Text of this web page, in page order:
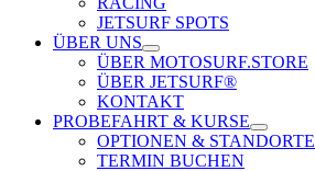
JETSURF SPOTS
ÜBER UNS
ÜBER MOTOSURF.STORE
ÜBER JETSURF®
KONTAKT
PROBEFAHRT & KURSE
OPTIONEN & STANDORTE
TERMIN BUCHEN